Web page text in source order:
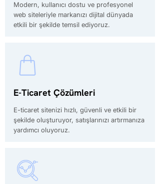
Modern, kullanıcı dostu ve profesyonel
web siteleriyle markanızı dijital dünyada
etkili bir şekilde temsil ediyoruz.
E-Ticaret Çözümleri
E-ticaret sitenizi hızlı, güvenli ve etkili bir
şekilde oluşturuyor, satışlarınızı artırmanıza
yardımcı oluyoruz.